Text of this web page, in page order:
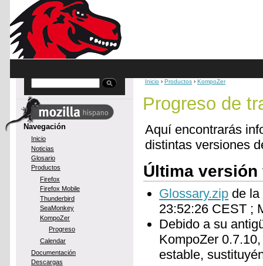
Skip to main content
Navegación
Inicio
Noticias
Glosario
Productos
Firefox
Firefox Mobile
Thunderbird
SeaMonkey
KompoZer
Progreso
Calendar
Documentación
Descargas
Inicio › Productos › KompoZer
Progreso de
Aquí encontrarás
distintas versiones
Última versión
Glossary.zip de la
23:52:26 CEST ;
Debido a su
KompoZer
estable,